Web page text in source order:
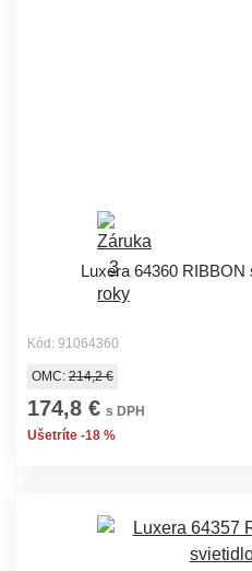
Luxera 64360
Kód: 91064360
OMC: 214,2 €
174,8 € s DPH
Ušetríte -18 %